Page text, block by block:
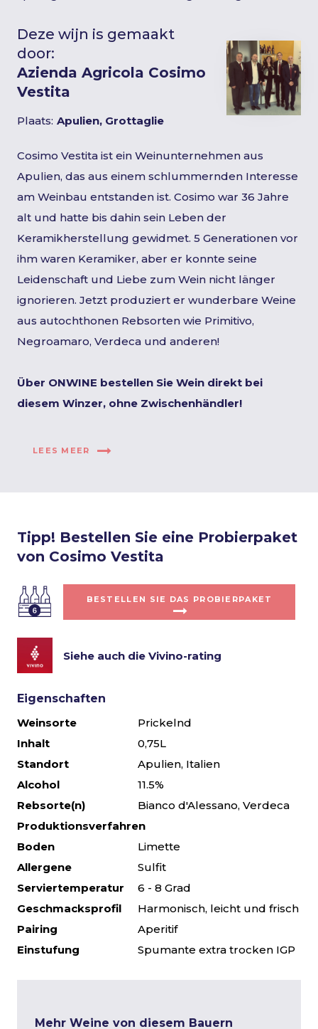
Deze wijn is gemaakt
door:
Azienda Agricola Cosimo
Vestita
Plaats: Apulien, Grottaglie
Cosimo Vestita ist ein Weinunternehmen aus
Apulien, das aus einem schlummernden Interesse
am Weinbau entstanden ist. Cosimo war 36 Jahre
alt und hatte bis dahin sein Leben der
Keramikherstellung gewidmet. 5 Generationen vor
ihm waren Keramiker, aber er konnte seine
Leidenschaft und Liebe zum Wein nicht länger
ignorieren. Jetzt produziert er wunderbare Weine
aus autochthonen Rebsorten wie Primitivo,
Negroamaro, Verdeca und anderen!
Über ONWINE bestellen Sie Wein direkt bei
diesem Winzer, ohne Zwischenhändler!
LEES MEER
Tipp! Bestellen Sie eine Probierpaket
von Cosimo Vestita
BESTELLEN SIE DAS PROBIERPAKET
Siehe auch die Vivino-rating
Eigenschaften
Weinsorte
Prickelnd
Inhalt
0,75L
Standort
Apulien, Italien
Alcohol
11.5%
Rebsorte(n)
Bianco d'Alessano, Verdeca
Produktionsverfahren
Boden
Limette
Allergene
Sulfit
Serviertemperatur
6 - 8 Grad
Geschmacksprofil
Harmonisch, leicht und frisch
Pairing
Aperitif
Einstufung
Spumante extra trocken IGP
Mehr Weine von diesem Bauern